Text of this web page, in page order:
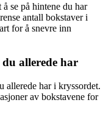
se på hintene du har
antall bokstaver i
for å snevre inn
allerede har
allerede har i kryssordet.
av bokstavene for